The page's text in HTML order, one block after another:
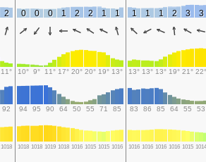
2 0 0 0 1 2 2 1 1 1 1 1 2 3 3
11° 10° 9° 11° 17° 20° 20° 19° 13° 13° 13° 13° 19° 21° 22°
92 94 95 90 64 50 55 71 85 83 86 85 64 55 53
1018 1018 1018 1019 1018 1016 1015 1015 1016 1016 1016 1016 1016 1015 1014